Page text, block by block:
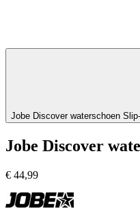
Jobe Discover
€ 44,99